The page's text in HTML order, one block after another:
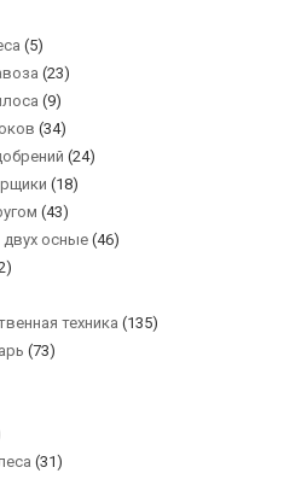
(5)
(23)
(9)
(34)
(24)
(18)
(43)
осные (46)
техника (135)
(73)
(31)